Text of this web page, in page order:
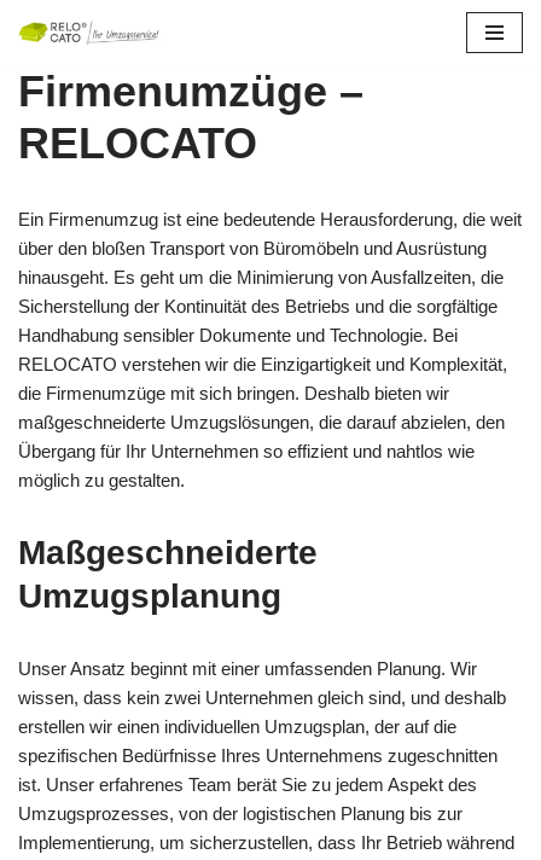
Inhalt
Firmenumzüge –
RELOCATO
Ein Firmenumzug ist eine bedeutende Herausforderung, die weit
über den bloßen Transport von Büromöbeln und Ausrüstung
hinausgeht. Es geht um die Minimierung von Ausfallzeiten, die
Sicherstellung der Kontinuität des Betriebs und die sorgfältige
Handhabung sensibler Dokumente und Technologie. Bei
RELOCATO verstehen wir die Einzigartigkeit und Komplexität,
die Firmenumzüge mit sich bringen. Deshalb bieten wir
maßgeschneiderte Umzugslösungen, die darauf abzielen, den
Übergang für Ihr Unternehmen so effizient und nahtlos wie
möglich zu gestalten.
Maßgeschneiderte
Umzugsplanung
Unser Ansatz beginnt mit einer umfassenden Planung. Wir
wissen, dass kein zwei Unternehmen gleich sind, und deshalb
erstellen wir einen individuellen Umzugsplan, der auf die
spezifischen Bedürfnisse Ihres Unternehmens zugeschnitten
ist. Unser erfahrenes Team berät Sie zu jedem Aspekt des
Umzugsprozesses, von der logistischen Planung bis zur
Implementierung, um sicherzustellen, dass Ihr Betrieb während